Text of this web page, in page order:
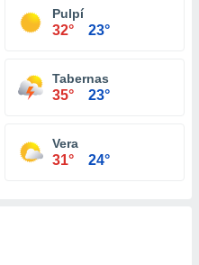
Pulpí
32° 23°
Tabernas
35° 23°
Vera
31° 24°